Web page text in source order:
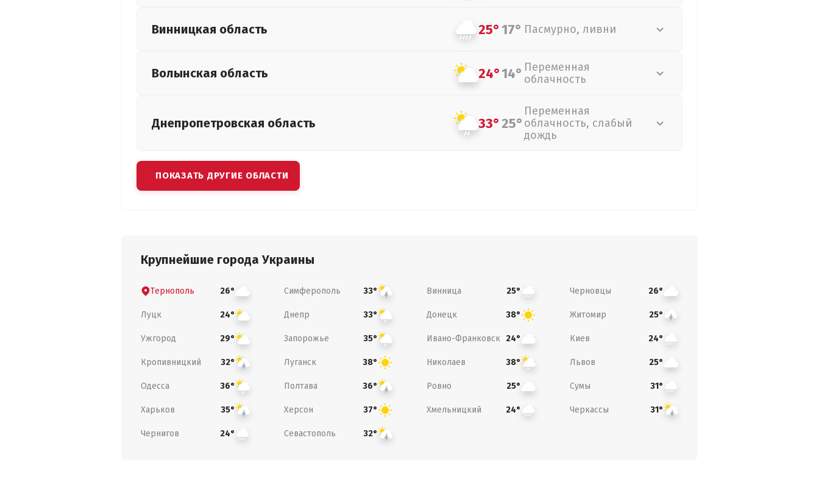
Винницкая область 25°17° Пасмурно, ливни
Волынская область 24°14° Переменная
облачность
Днепропетровская область 33°25°
Переменная
облачность, слабый
дождь
ПОКАЗАТЬ ДРУГИЕ ОБЛАСТИ
Крупнейшие города Украины
Тернополь 26° Симферополь 33° Винница 25° Черновцы 26°
Луцк 24° Днепр 33° Донецк 38° Житомир 25°
Ужгород 29° Запорожье 35° Ивано-Франковск 24° Киев 24°
Кропивницкий 32° Луганск 38° Николаев 38° Львов 25°
Одесса 36° Полтава 36° Ровно 25° Сумы 31°
Харьков 35° Херсон 37° Хмельницкий 24° Черкассы 31°
Чернигов 24° Севастополь 32°